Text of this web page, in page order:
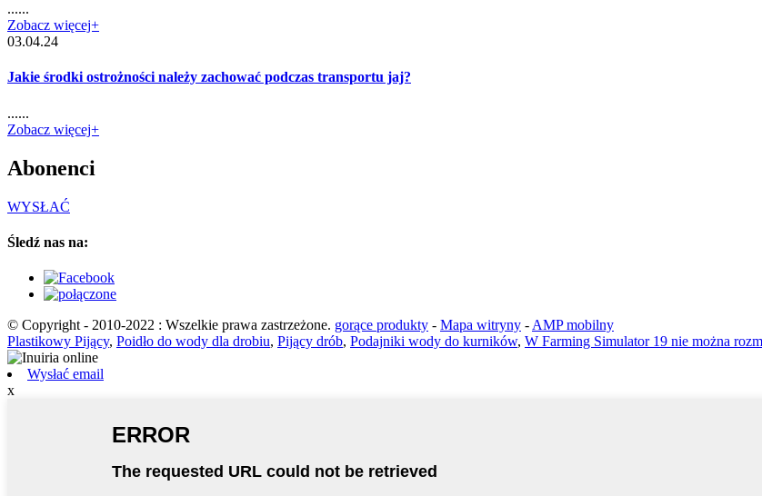
......
Zobacz więcej+
03.04.24
Jakie środki ostrożności należy zachować podczas transportu jaj?
......
Zobacz więcej+
Abonenci
WYSŁAĆ
Śledź nas na:
© Copyright - 2010-2022 : Wszelkie prawa zastrzeżone. gorące produkty - Mapa witryny - AMP mobilny
Plastikowy Pijący, Poidło do wody dla drobiu, Pijący drób, Podajniki wody do kurników, W Farming Simulator 19 nie można
Wysłać email
x